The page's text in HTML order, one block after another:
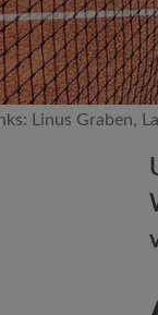
Linus Graben,